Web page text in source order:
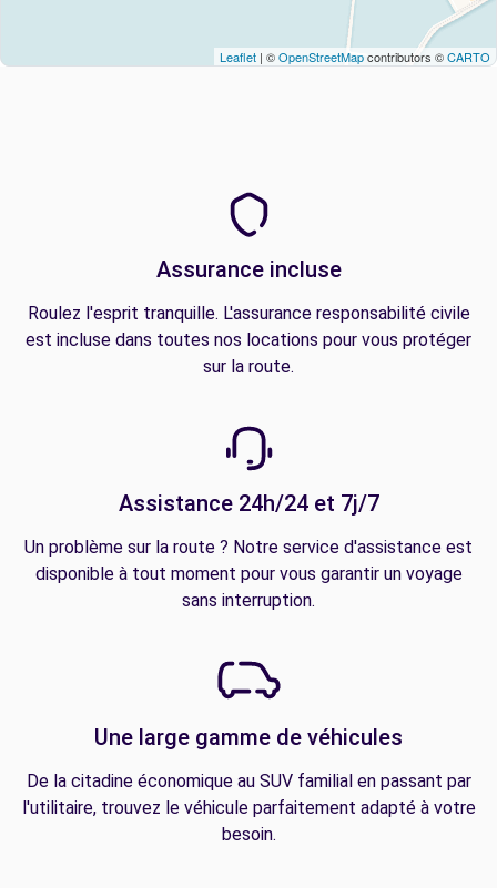
Leaflet | ©OpenStreetMapcontributors ©CARTO
Assurance incluse
Roulez l'esprit tranquille. L'assurance responsabilité civile
est incluse dans toutes nos locations pour vous protéger
sur la route.
Assistance 24h/24 et 7j/7
Un problème sur la route ? Notre service d'assistance est
disponible à tout moment pour vous garantir un voyage
sans interruption.
Une large gamme de véhicules
De la citadine économique au SUV familial en passant par
l'utilitaire, trouvez le véhicule parfaitement adapté à votre
besoin.